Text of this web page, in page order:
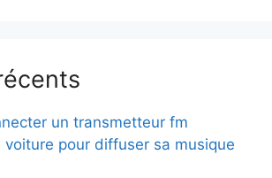
un transmetteur fm
pour diffuser sa musique